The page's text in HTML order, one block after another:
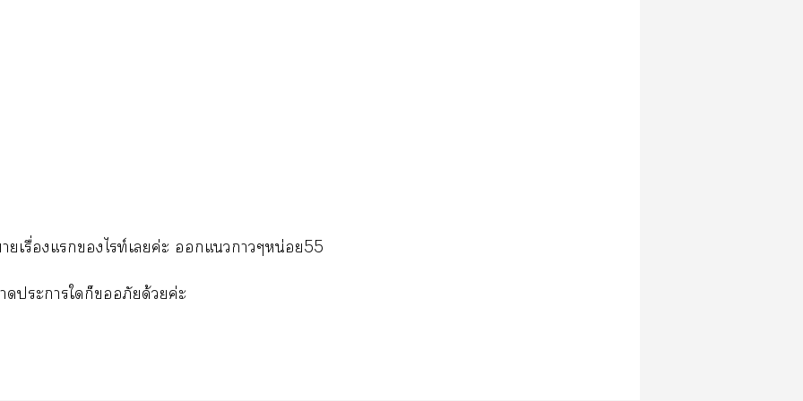
ยเรื่องแไท์เค่ะ แาๆหน่อย55
ะาใก็อภัยด้วยค่ะ